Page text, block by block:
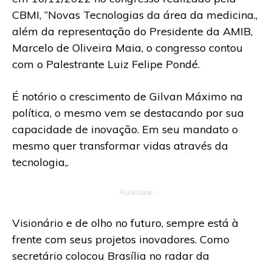
CBMI, “Novas Tecnologias da área da medicina.,
além da representação do Presidente da AMIB,
Marcelo de Oliveira Maia, o congresso contou
com o Palestrante Luiz Felipe Pondé.
É notório o crescimento de Gilvan Máximo na
política, o mesmo vem se destacando por sua
capacidade de inovação. Em seu mandato o
mesmo quer transformar vidas através da
tecnologia,.
- Publicidade -
Visionário e de olho no futuro, sempre está à
frente com seus projetos inovadores. Como
secretário colocou Brasília no radar da